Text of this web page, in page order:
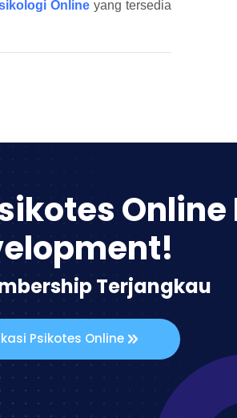
Onlineyang tersedia
Online
Terjangkau
Psikotes Online